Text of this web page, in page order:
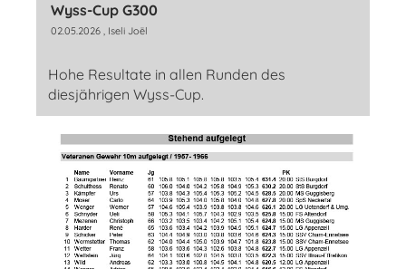
Wyss-Cup G300
02.05.2026 , Iseli Joël
Hohe Resultate in allen Runden des
diesjährigen Wyss-Cup.